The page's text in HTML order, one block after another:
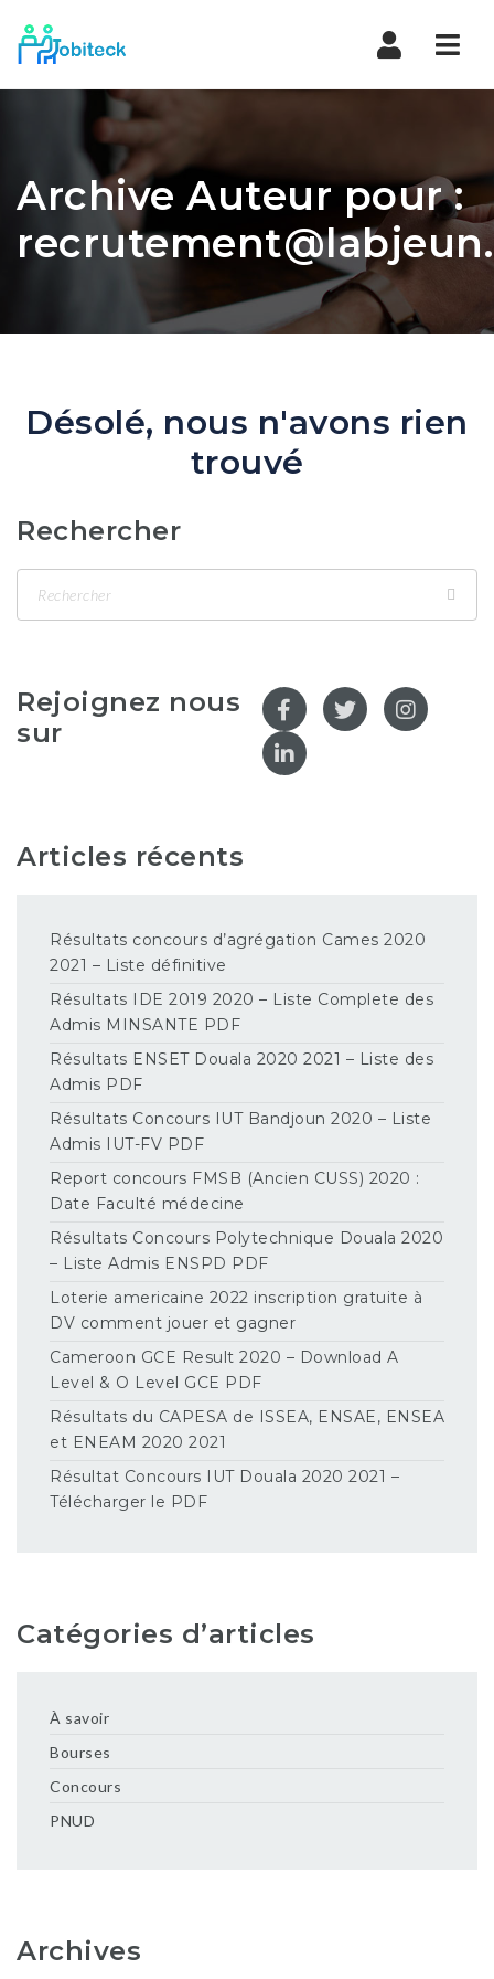
Archive Auteur pour :
Désolé, nous n'avons rien
trouvé
Rechercher
Rejoignez nous
sur
Articles récents
Résultats concours d’agrégation Cames 2020
2021 – Liste définitive
Résultats IDE 2019 2020 – Liste Complete des
Admis MINSANTE PDF
Résultats ENSET Douala 2020 2021 – Liste des
Admis PDF
Résultats Concours IUT Bandjoun 2020 – Liste
Admis IUT-FV PDF
Report concours FMSB (Ancien CUSS) 2020 :
Date Faculté médecine
Résultats Concours Polytechnique Douala 2020
– Liste Admis ENSPD PDF
Loterie americaine 2022 inscription gratuite à
DV comment jouer et gagner
Cameroon GCE Result 2020 – Download A
Level & O Level GCE PDF
Résultats du CAPESA de ISSEA, ENSAE, ENSEA
et ENEAM 2020 2021
Résultat Concours IUT Douala 2020 2021 –
Télécharger le PDF
Catégories d’articles
À savoir
Bourses
Concours
PNUD
Archives